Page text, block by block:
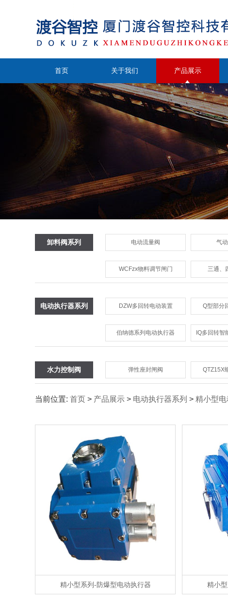
首页 关于我们 产品展示
卸料阀系列 电动流量阀 气
WCFzx物料调节闸门 三通、
电动执行器系列 DZW多回转电动装置 Q型部分
伯纳德系列电动执行器 IQ多回转智
水力控制阀 弹性座封闸阀 QTZ15X
当前位置: 首页 > 产品展示 > 电动执行器系列 > 精小型
精小型系列-防爆型电动执行器 精小